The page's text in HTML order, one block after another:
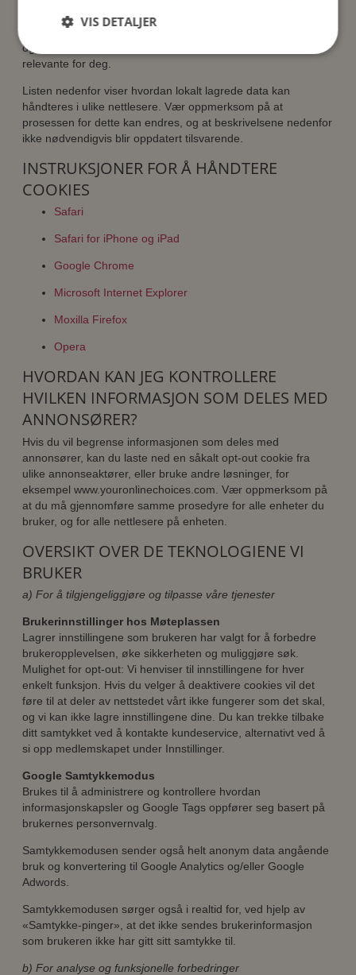
nettsidene våre ikke fungerer som de skal. Det kan blant
annet føre til at du må logge inn hver gang du besøker oss,
og du kan få tilfeldige annonser i stedet for annonser som er
relevante for deg.
Listen nedenfor viser hvordan lokalt lagrede data kan
håndteres i ulike nettlesere. Vær oppmerksom på at
prosessen for dette kan endres, og at beskrivelsene nedenfor
ikke nødvendigvis blir oppdatert tilsvarende.
INSTRUKSJONER FOR Å HÅNDTERE
COOKIES
Safari
Safari for iPhone og iPad
Google Chrome
Microsoft Internet Explorer
Moxilla Firefox
Opera
HVORDAN KAN JEG KONTROLLERE
HVILKEN INFORMASJON SOM DELES MED
ANNONSØRER?
Hvis du vil begrense informasjonen som deles med
annonsører, kan du laste ned en såkalt opt-out cookie fra
ulike annonseaktører, eller bruke andre løsninger, for
eksempel www.youronlinechoices.com. Vær oppmerksom på
at du må gjennomføre samme prosedyre for alle enheter du
bruker, og for alle nettlesere på enheten.
OVERSIKT OVER DE TEKNOLOGIENE VI
BRUKER
a) For å tilgjengeliggjøre og tilpasse våre tjenester
Brukerinnstillinger hos Møteplassen
Lagrer innstillingene som brukeren har valgt for å forbedre
brukeropplevelsen, øke sikkerheten og muliggjøre søk.
Mulighet for opt-out: Vi henviser til innstillingene for hver
enkelt funksjon. Hvis du velger å deaktivere cookies vil det
føre til at deler av nettstedet vårt ikke fungerer som det skal,
og vi kan ikke lagre innstillingene dine. Du kan trekke tilbake
ditt samtykket ved å kontakte kundeservice, alternativt ved å
si opp medlemskapet under Innstillinger.
Google Samtykkemodus
Brukes til å administrere og kontrollere hvordan
informasjonskapsler og Google Tags oppfører seg basert på
brukernes personvernvalg.
Samtykkemodusen sender også helt anonym data angående
bruk og konvertering til Google Analytics og/eller Google
Adwords.
Samtykkemodusen sørger også i realtid for, ved hjelp av
«Samtykke-pinger», at det ikke sendes brukerinformasjon
som brukeren ikke har gitt sitt samtykke til.
b) For analyse og funksjonelle forbedringer
VIS DETALJER